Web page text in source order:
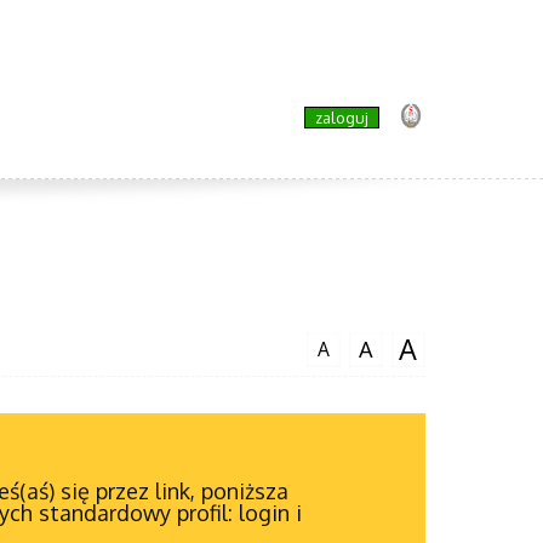
zaloguj
A A A
się przez link, poniższa
standardowy profil: login i